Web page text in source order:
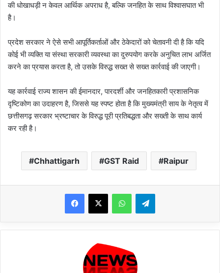
की धोखाधड़ी न केवल आर्थिक अपराध है, बल्कि जनहित के साथ विश्वासघात भी
है।
प्रदेश सरकार ने ऐसे सभी आपूर्तिकर्ताओं और ठेकेदारों को चेतावनी दी है कि यदि
कोई भी व्यक्ति या संस्था सरकारी व्यवस्था का दुरुपयोग करके अनुचित लाभ अर्जित
करने का प्रयास करता है, तो उसके विरुद्ध सख्त से सख्त कार्रवाई की जाएगी।
यह कार्रवाई राज्य शासन की ईमानदार, पारदर्शी और जनहितकारी प्रशासनिक
दृष्टिकोण का उदाहरण है, जिससे यह स्पष्ट होता है कि मुख्यमंत्री साय के नेतृत्व में
छत्तीसगढ़ सरकार भ्रष्टाचार के विरुद्ध पूरी प्रतिबद्धता और सख्ती के साथ कार्य
कर रही है।
Chhattigarh GST Raid Raipur
WhatsAppTelegram